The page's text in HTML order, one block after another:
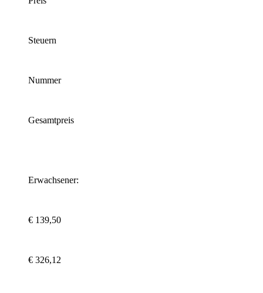
Steuern
Nummer
Gesamtpreis
Erwachsener:
€ 139,50
€ 326,12